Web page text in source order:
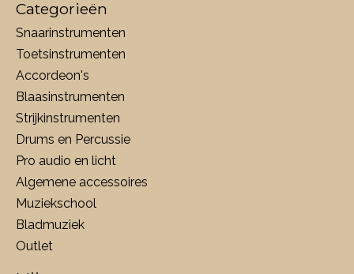
Categorieën
Snaarinstrumenten
Toetsinstrumenten
Accordeon's
Blaasinstrumenten
Strijkinstrumenten
Drums en Percussie
Pro audio en licht
Algemene accessoires
Muziekschool
Bladmuziek
Outlet